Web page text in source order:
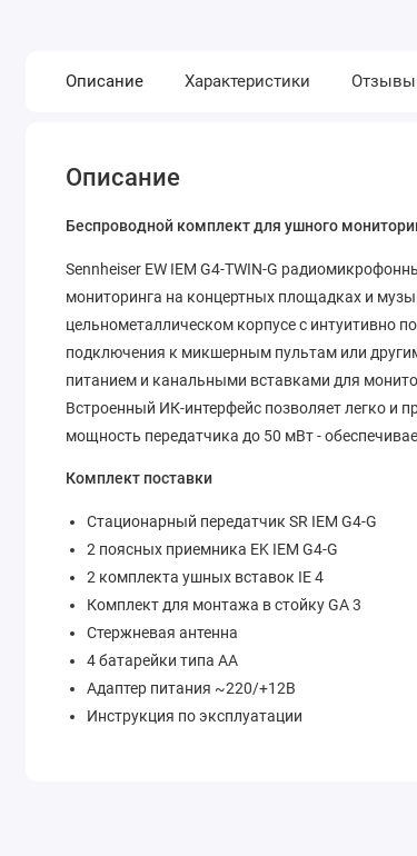
Описание Характеристики Отзывы
Описание
Беспроводной комплект для ушного
Sennheiser EW IEM G4-TWIN-G
мониторинга на концертных площадках и
цельнометаллическом корпусе с интуитивно
подключения к микшерным пультам или
питанием и канальными вставками для
Встроенный ИК-интерфейс позволяет легко и
мощность передатчика до 50 мВт -
Комплект поставки
Стационарный передатчик SR IEM G4-G
2 поясных приемника EK IEM G4-G
2 комплекта ушных вставок IE 4
Комплект для монтажа в стойку GA 3
Стержневая антенна
4 батарейки типа АА
Адаптер питания ~220/+12В
Инструкция по эксплуатации